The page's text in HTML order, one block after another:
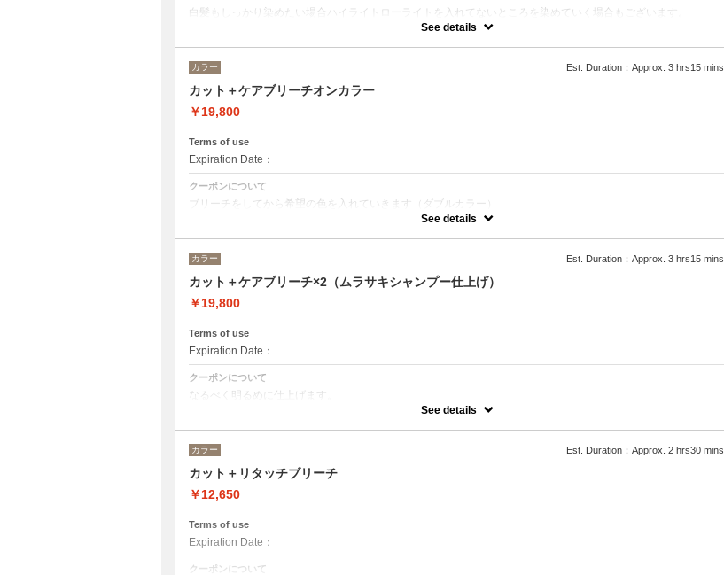
白髪もしっかり染めたい場合ハイライトローライトを入れてないところを染めていく場合もございます。
その場合プラス2200円から5500円程度になります。See details
カラー Est. Duration：Approx. 3 hrs15 mins
カット＋ケアブリーチオンカラー
￥19,800
Terms of use
Expiration Date：
クーポンについて
ブリーチをしてから希望の色を入れていきます（ダブルカラー）
ブリーチ→¥7150
オンカラー→¥7150
See details
カラー Est. Duration：Approx. 3 hrs15 mins
カット＋ケアブリーチ×2（ムラサキシャンプー仕上げ）
￥19,800
Terms of use
Expiration Date：
クーポンについて
なるべく明るめに仕上げます。
状態によって白まで持って行けることもありますが白までいけないこともあります。
ご相談下さい。
カット¥5500
See details
カラー Est. Duration：Approx. 2 hrs30 mins
カット＋リタッチブリーチ
￥12,650
Terms of use
Expiration Date：
クーポンについて